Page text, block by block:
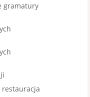
gramatury